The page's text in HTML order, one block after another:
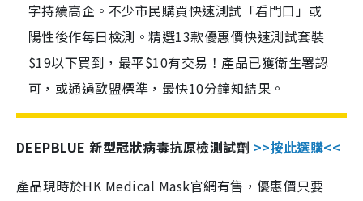
字持續高企。不少市民購買快速測試「看門口」或
陽性後作每日檢測。精選13款優惠價快速測試套裝
$19以下買到，最平$10有交易！產品已獲衛生署認
可，或通過歐盟標準，最快10分鐘知結果。
DEEPBLUE 新型冠狀病毒抗原檢測試劑 >>按此選購<<
產品現時於HK Medical Mask官網有售，優惠價只要